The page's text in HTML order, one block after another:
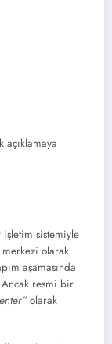
işletim sistemiyle
merkezi olarak
aşamasında
resmi bir
olarak